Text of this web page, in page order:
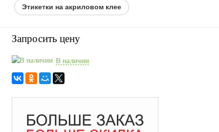
Этикетки на акриловом клее
Запросить цену
В наличии